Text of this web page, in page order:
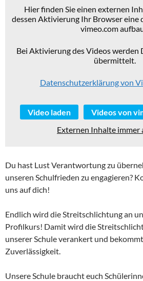
Hier finden Sie einen externen
dessen Aktivierung Ihr Browser eine
vimeo.com
Bei Aktivierung des Videos werden
übermittelt.
Datenschutzerklärung von
Video laden
Videos von
Externen Inhalte immer
Du hast Lust Verantwortung zu
unseren Schulfrieden zu engagieren?
uns auf dich!
Endlich wird die Streitschlichtung an
Profilkurs! Damit wird die
unserer Schule verankert und
Zuverlässigkeit.
Unsere Schule braucht euch